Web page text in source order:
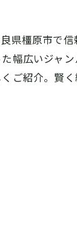
県橿原市で
幅広いジャ
ご紹介。賢